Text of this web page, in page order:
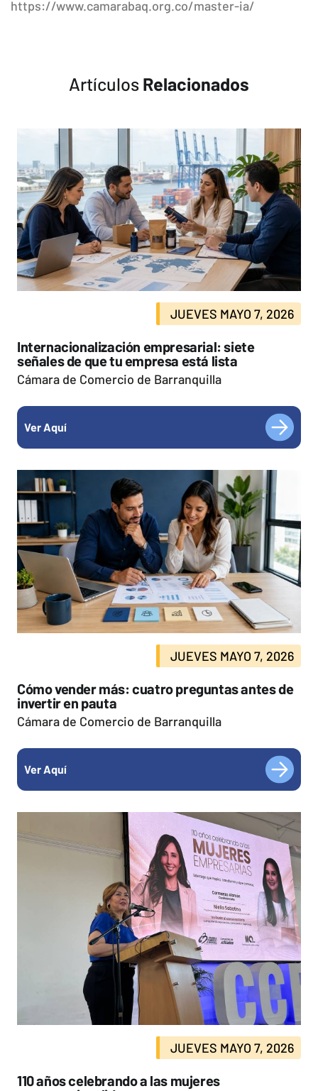
https://www.camarabaq.org.co/master-ia/
Artículos Relacionados
JUEVES MAYO 7, 2026
Internacionalización empresarial: siete
señales de que tu empresa está lista
Cámara de Comercio de Barranquilla
Ver Aquí
JUEVES MAYO 7, 2026
Cómo vender más: cuatro preguntas antes de
invertir en pauta
Cámara de Comercio de Barranquilla
Ver Aquí
JUEVES MAYO 7, 2026
110 años celebrando a las mujeres